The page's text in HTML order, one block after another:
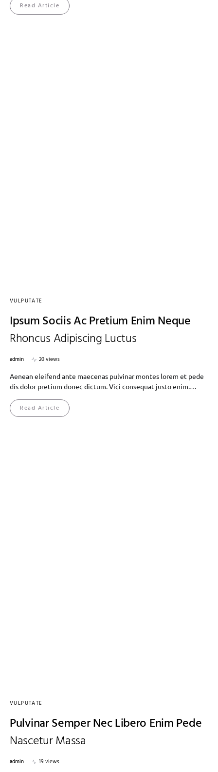
Read Article
VULPUTATE
Ipsum Sociis Ac Pretium Enim Neque
Rhoncus Adipiscing Luctus
admin
20 views
Aenean eleifend ante maecenas pulvinar montes lorem et pede
dis dolor pretium donec dictum. Vici consequat justo enim.…
Read Article
VULPUTATE
Pulvinar Semper Nec Libero Enim Pede
Nascetur Massa
admin
19 views